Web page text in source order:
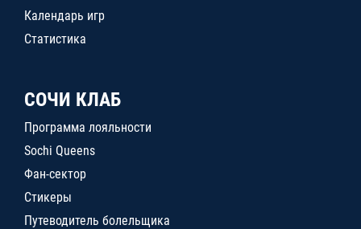
Календарь игр
Статистика
СОЧИ КЛАБ
Программа лояльности
Sochi Queens
Фан-сектор
Стикеры
Путеводитель болельщика